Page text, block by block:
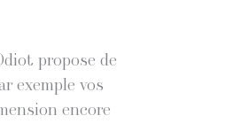
propose de
exemple vos
encore